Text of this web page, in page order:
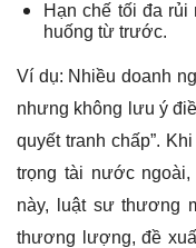
Hạn chế tối đa
huống từ trước.
Ví dụ: Nhiều doanh
nhưng không lưu ý
quyết tranh chấp”.
trọng tài nước
này, luật sư thương
thương lượng, đề